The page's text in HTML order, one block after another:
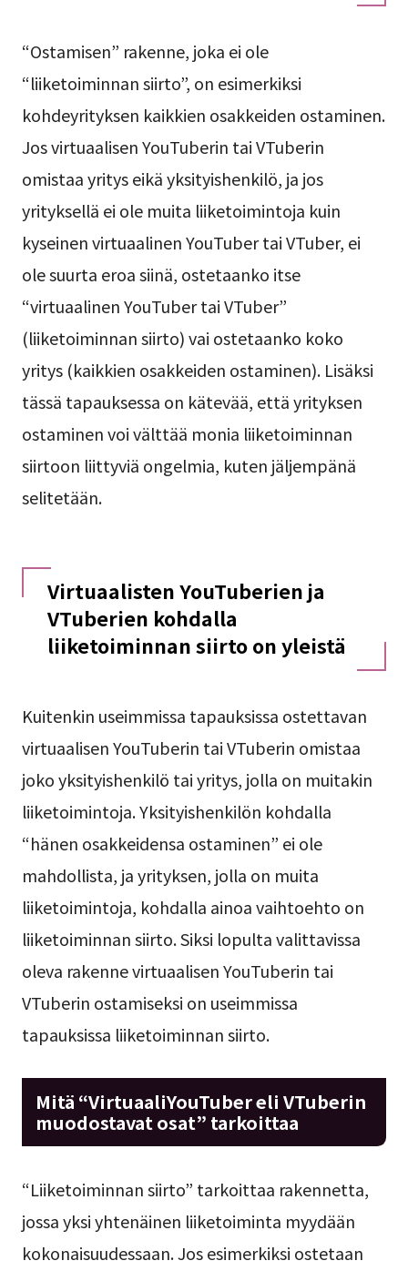
“Ostamisen” rakenne, joka ei ole
“liiketoiminnan siirto”, on esimerkiksi
kohdeyrityksen kaikkien osakkeiden ostaminen.
Jos virtuaalisen YouTuberin tai VTuberin
omistaa yritys eikä yksityishenkilö, ja jos
yrityksellä ei ole muita liiketoimintoja kuin
kyseinen virtuaalinen YouTuber tai VTuber, ei
ole suurta eroa siinä, ostetaanko itse
“virtuaalinen YouTuber tai VTuber”
(liiketoiminnan siirto) vai ostetaanko koko
yritys (kaikkien osakkeiden ostaminen). Lisäksi
tässä tapauksessa on kätevää, että yrityksen
ostaminen voi välttää monia liiketoiminnan
siirtoon liittyviä ongelmia, kuten jäljempänä
selitetään.
Virtuaalisten YouTuberien ja
VTuberien kohdalla
liiketoiminnan siirto on yleistä
Kuitenkin useimmissa tapauksissa ostettavan
virtuaalisen YouTuberin tai VTuberin omistaa
joko yksityishenkilö tai yritys, jolla on muitakin
liiketoimintoja. Yksityishenkilön kohdalla
“hänen osakkeidensa ostaminen” ei ole
mahdollista, ja yrityksen, jolla on muita
liiketoimintoja, kohdalla ainoa vaihtoehto on
liiketoiminnan siirto. Siksi lopulta valittavissa
oleva rakenne virtuaalisen YouTuberin tai
VTuberin ostamiseksi on useimmissa
tapauksissa liiketoiminnan siirto.
Mitä “VirtuaaliYouTuber eli VTuberin
muodostavat osat” tarkoittaa
“Liiketoiminnan siirto” tarkoittaa rakennetta,
jossa yksi yhtenäinen liiketoiminta myydään
kokonaisuudessaan. Jos esimerkiksi ostetaan